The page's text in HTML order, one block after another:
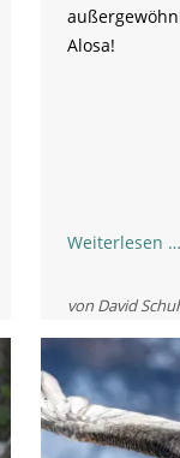
Alosa!
Weiterlesen …
von David